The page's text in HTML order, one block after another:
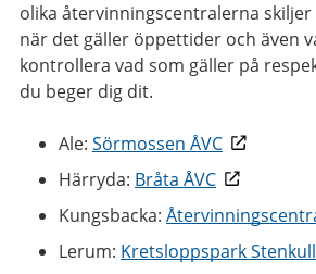
olika återvinningscentralerna
när det gäller öppettider och även
kontrollera vad som gäller på
du beger dig dit.
Ale: Sörmossen ÅVC
Härryda: Bråta ÅVC
Kungsbacka:
Lerum: Kretsloppspark